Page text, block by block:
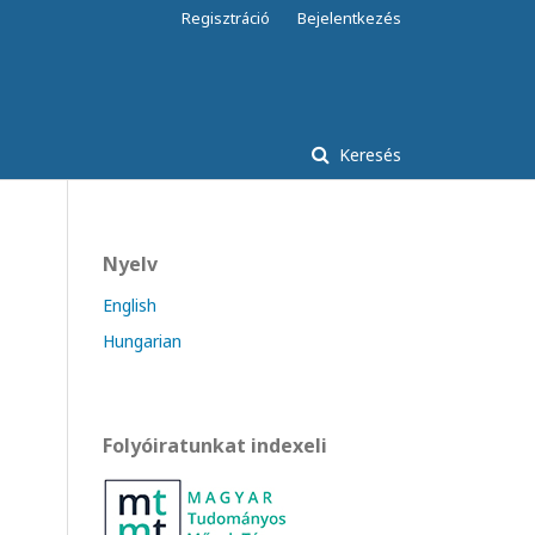
Keresés
Regisztráció Bejelentkezés
Nyelv
English
Hungarian
Folyóiratunkat indexeli